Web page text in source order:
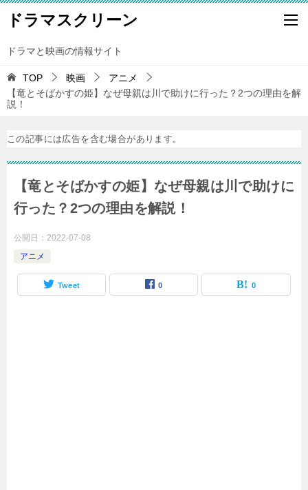
ドラマスクリーン
ドラマと映画の情報サイト
TOP 映画
アニメ
【竜とそばかすの姫】なぜ母親は川で助けに行った？2つの理由を解
説！
この記事には広告を含む場合があります。
【竜とそばかすの姫】なぜ母親は川で助けに
行った？2つの理由を解説！
公開日： 2022-07-08
アニメ
Tweet 0 0